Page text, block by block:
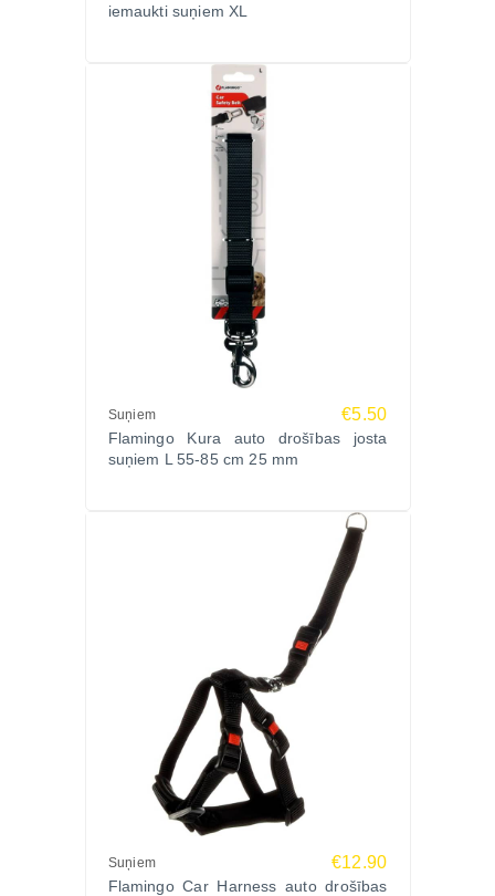
Vai tā ir piemērota kucēniem?
Flamingo suņu rotaļlietas un
dzesēšanas aksesuārus Latvijā
Pasūtiet FLAMINGO FRESK TOY atvēsinošo
rotaļlietu suņiem Snowy Zoopasaule.lv
internetveikalā un nodrošiniet savam mīlulim izklaidi
un atvēsinājumu pat karstākajās dienās. Šis ir ideāls
sezonas produkts, kas palīdz uzturēt suņa aktivitāti
un komfortu vienlaikus.
Izvēloties Zoopasaule.lv, jūs iegūstat ātru piegādi
visā Latvijā, drošu iepirkšanos un iespēju atgriezt
izmanto profesionālu palīdzību – mēs palīdzēsim
atrast piemērotāko rotaļlietu.
iemaukti suņiem XL
Suņiem €5.50
Flamingo Kura auto drošības josta
suņiem L 55-85 cm 25 mm
Suņiem €12.90
Flamingo Car Harness auto drošības